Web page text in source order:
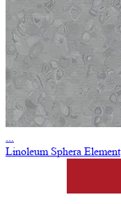
Linoleum Sphera Element